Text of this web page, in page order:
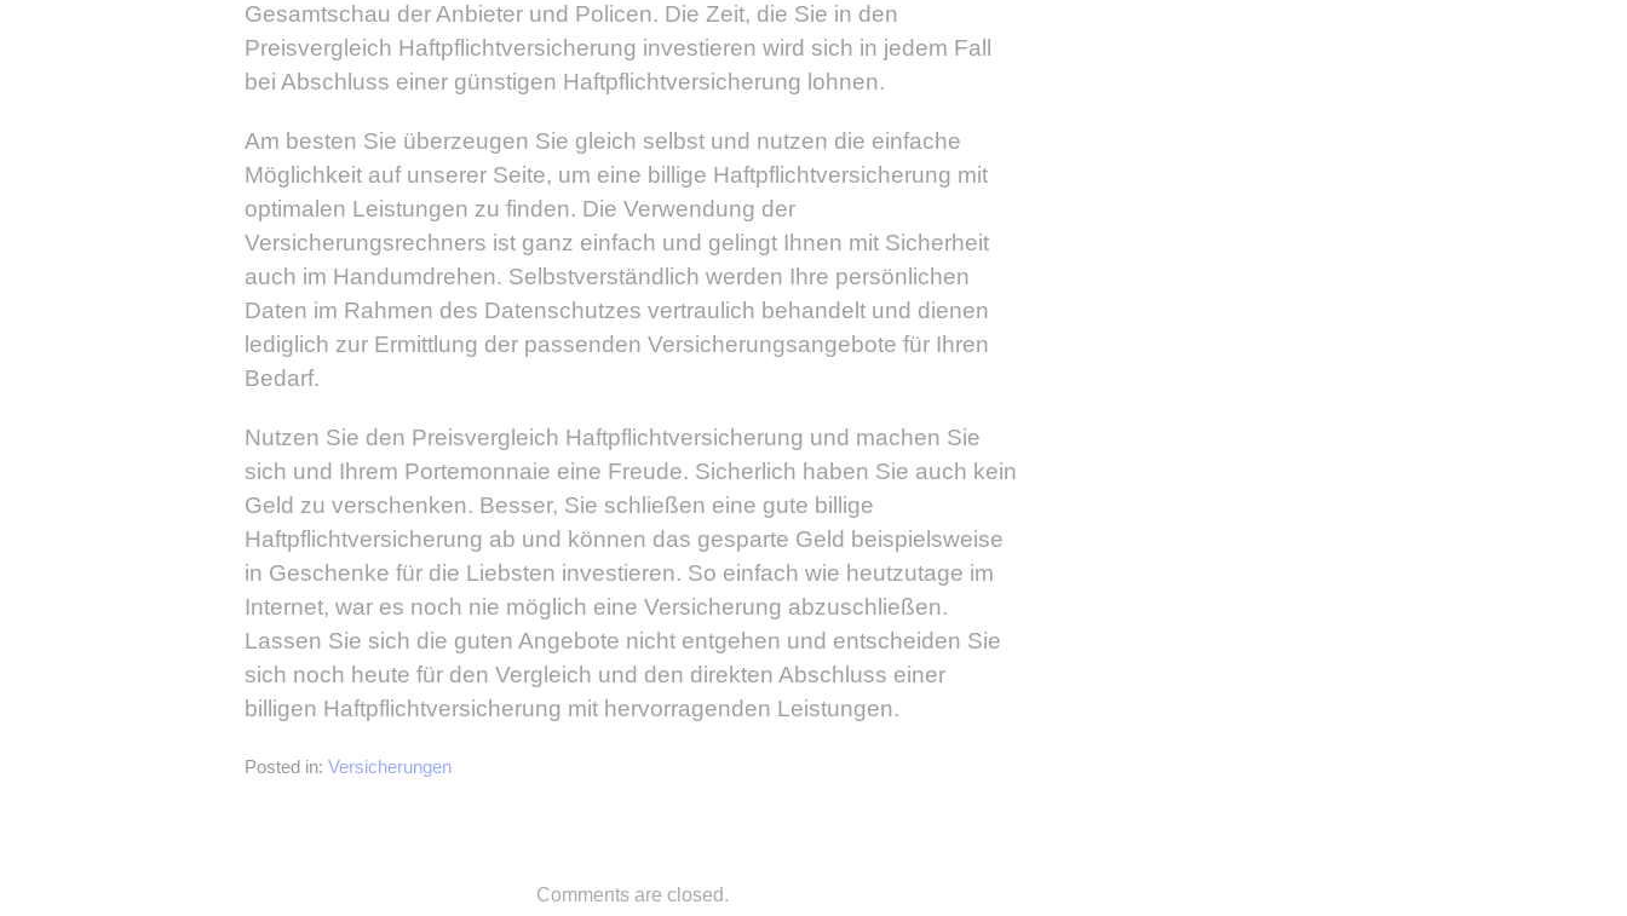
Gesamtschau der Anbieter und Policen. Die Zeit, die Sie in den
Preisvergleich Haftpflichtversicherung investieren wird sich in jedem Fall
bei Abschluss einer günstigen Haftpflichtversicherung lohnen.
Am besten Sie überzeugen Sie gleich selbst und nutzen die einfache
Möglichkeit auf unserer Seite, um eine billige Haftpflichtversicherung mit
optimalen Leistungen zu finden. Die Verwendung der
Versicherungsrechners ist ganz einfach und gelingt Ihnen mit Sicherheit
auch im Handumdrehen. Selbstverständlich werden Ihre persönlichen
Daten im Rahmen des Datenschutzes vertraulich behandelt und dienen
lediglich zur Ermittlung der passenden Versicherungsangebote für Ihren
Bedarf.
Nutzen Sie den Preisvergleich Haftpflichtversicherung und machen Sie
sich und Ihrem Portemonnaie eine Freude. Sicherlich haben Sie auch kein
Geld zu verschenken. Besser, Sie schließen eine gute billige
Haftpflichtversicherung ab und können das gesparte Geld beispielsweise
in Geschenke für die Liebsten investieren. So einfach wie heutzutage im
Internet, war es noch nie möglich eine Versicherung abzuschließen.
Lassen Sie sich die guten Angebote nicht entgehen und entscheiden Sie
sich noch heute für den Vergleich und den direkten Abschluss einer
billigen Haftpflichtversicherung mit hervorragenden Leistungen.
Posted in: Versicherungen
Comments are closed.